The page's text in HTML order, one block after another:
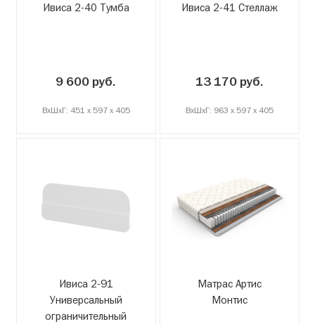
Ивиса 2-40 Тумба
9 600 руб.
ВxШxГ: 451 x 597 x 405
Ивиса 2-41 Стеллаж
13 170 руб.
ВxШxГ: 963 x 597 x 405
Ивиса 2-91
Универсальный
ограничительный
Матрас Артис
Монтис